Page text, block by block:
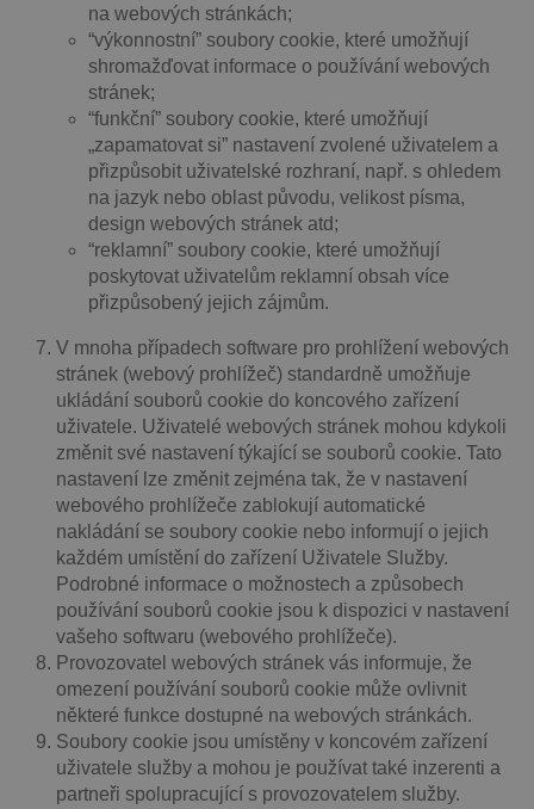
na webových stránkách;
“výkonnostní” soubory cookie, které umožňují
shromažďovat informace o používání webových
stránek;
“funkční” soubory cookie, které umožňují
„zapamatovat si” nastavení zvolené uživatelem a
přizpůsobit uživatelské rozhraní, např. s ohledem
na jazyk nebo oblast původu, velikost písma,
design webových stránek atd;
“reklamní” soubory cookie, které umožňují
poskytovat uživatelům reklamní obsah více
přizpůsobený jejich zájmům.
V mnoha případech software pro prohlížení webových
stránek (webový prohlížeč) standardně umožňuje
ukládání souborů cookie do koncového zařízení
uživatele. Uživatelé webových stránek mohou kdykoli
změnit své nastavení týkající se souborů cookie. Tato
nastavení lze změnit zejména tak, že v nastavení
webového prohlížeče zablokují automatické
nakládání se soubory cookie nebo informují o jejich
každém umístění do zařízení Uživatele Služby.
Podrobné informace o možnostech a způsobech
používání souborů cookie jsou k dispozici v nastavení
vašeho softwaru (webového prohlížeče).
Provozovatel webových stránek vás informuje, že
omezení používání souborů cookie může ovlivnit
některé funkce dostupné na webových stránkách.
Soubory cookie jsou umístěny v koncovém zařízení
uživatele služby a mohou je používat také inzerenti a
partneři spolupracující s provozovatelem služby.